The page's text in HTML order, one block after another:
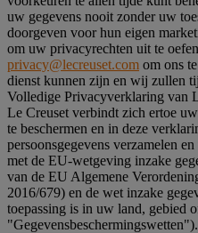
uw gegevens nooit zonder uw
doorgeven voor hun eigen
om uw privacyrechten uit te
privacy@lecreuset.com om ons
dienst kunnen zijn en wij zullen
Volledige Privacyverklaring van
Le Creuset verbindt zich ertoe
te beschermen en in deze
persoonsgegevens verzamelen
met de EU-wetgeving inzake
van de EU Algemene
2016/679) en de wet inzake
toepassing is in uw land, gebied
"Gegevensbeschermingswetten").